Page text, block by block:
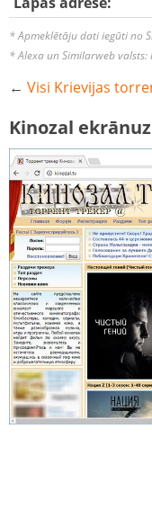
* Apmeklētāju dati iegūti no
* Alexa un Similarweb valsts:
← Visi Krievijas
Kinozal